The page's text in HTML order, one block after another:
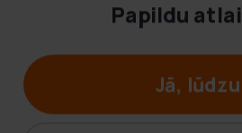
Klientu apkalpošana
© Hobbybox 2025
Noteikumi un nosacījumi
Jā,